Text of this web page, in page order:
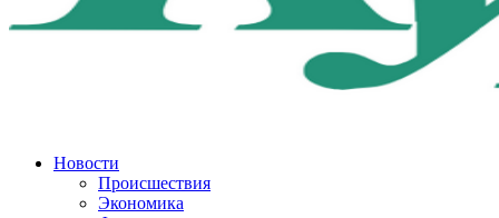
Новости
Происшествия
Экономика